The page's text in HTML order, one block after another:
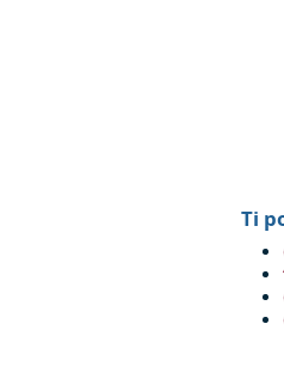
Ti